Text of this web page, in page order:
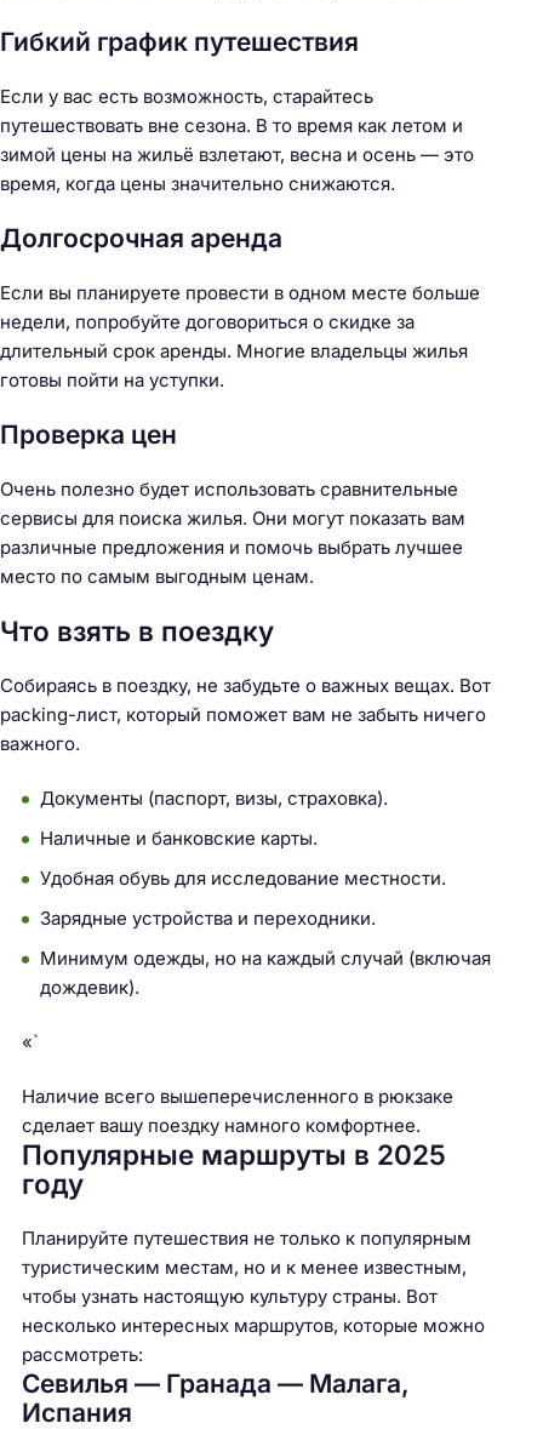
Гибкий график путешествия
Если у вас есть возможность, старайтесь
путешествовать вне сезона. В то время как летом и
зимой цены на жильё взлетают, весна и осень — это
время, когда цены значительно снижаются.
Долгосрочная аренда
Если вы планируете провести в одном месте больше
недели, попробуйте договориться о скидке за
длительный срок аренды. Многие владельцы жилья
готовы пойти на уступки.
Проверка цен
Очень полезно будет использовать сравнительные
сервисы для поиска жилья. Они могут показать вам
различные предложения и помочь выбрать лучшее
место по самым выгодным ценам.
Что взять в поездку
Собираясь в поездку, не забудьте о важных вещах. Вот
packing-лист, который поможет вам не забыть ничего
важного.
Документы (паспорт, визы, страховка).
Наличные и банковские карты.
Удобная обувь для исследование местности.
Зарядные устройства и переходники.
Минимум одежды, но на каждый случай (включая
дождевик).
«`
Наличие всего вышеперечисленного в рюкзаке
сделает вашу поездку намного комфортнее.
Популярные маршруты в 2025
году
Планируйте путешествия не только к популярным
туристическим местам, но и к менее известным,
чтобы узнать настоящую культуру страны. Вот
несколько интересных маршрутов, которые можно
рассмотреть:
Севилья — Гранада — Малага,
Испания
Н
а
й
и